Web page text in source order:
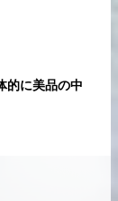
的に美品の中